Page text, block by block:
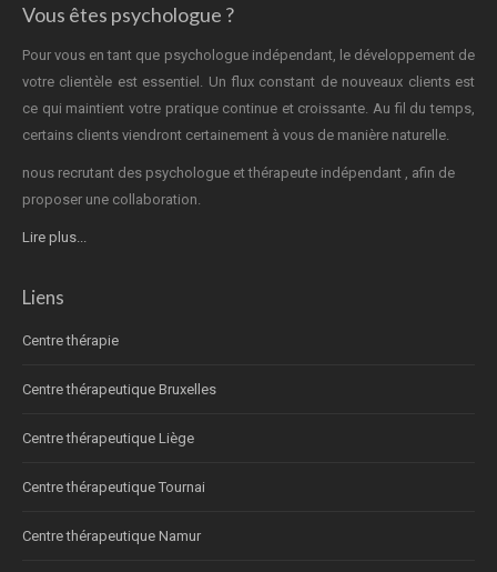
Vous êtes psychologue ?
Pour vous en tant que psychologue indépendant, le développement de
votre clientèle est essentiel. Un flux constant de nouveaux clients est
ce qui maintient votre pratique continue et croissante. Au fil du temps,
certains clients viendront certainement à vous de manière naturelle.
nous recrutant des psychologue et thérapeute indépendant , afin de
proposer une collaboration.
Lire plus...
Liens
Centre thérapie
Centre thérapeutique Bruxelles
Centre thérapeutique Liège
Centre thérapeutique Tournai
Centre thérapeutique Namur